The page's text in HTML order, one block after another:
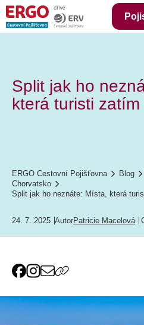
Split jak ho
která turisti
ERGO Cestovní Pojišťovna Blog
Chorvatsko
Split jak ho neznáte: Místa, která
24. 7. 2025 AutorPatricie Macelová